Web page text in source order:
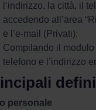
l’indirizzo, la città, il
accedendo all’area
e l’e-mail (Privati);
Compilando il
telefono e l’indirizzo
personale